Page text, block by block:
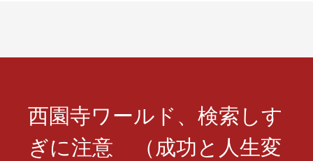
西園寺ワールド、検索しす
ぎに注意 （成功と人生変